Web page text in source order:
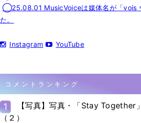
◯25.08.01 MusicVoiceは媒体名が「vois
た。
Instagram YouTube
コメントランキング
1
【写真】写真・「Stay Together
（２）